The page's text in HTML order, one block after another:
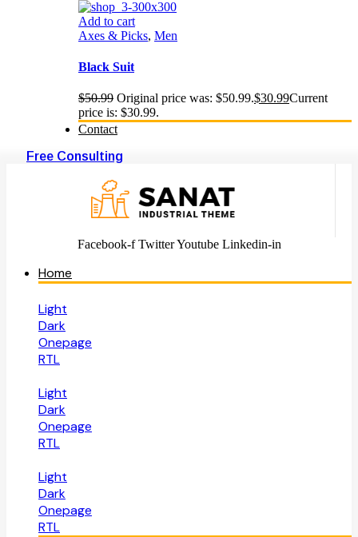
Add to cart
Axes & Picks, Men
Black Suit
$50.99 Original price was: $50.99.$30.99Current
price is: $30.99.
Contact
Free Consulting
Facebook-f Twitter Youtube Linkedin-in
Home
Light
Dark
Onepage
RTL
Light
Dark
Onepage
RTL
Light
Dark
Onepage
RTL